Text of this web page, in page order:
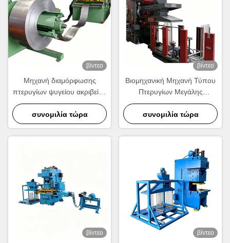
βίντεο
Μηχανή διαμόρφωσης
πτερυγίων ψυγείου ακριβείας
| Εξοπλισμός παραγωγής
κυματοειδών πτερυγίων
αλουμινίου υψηλής
ταχύτητας
συνομιλία τώρα
βίντεο
Βιομηχανική Μηχανή Τύπου
Πτερυγίων Μεγάλης
Ταχύτητας.
συνομιλία τώρα
βίντεο βίντεο